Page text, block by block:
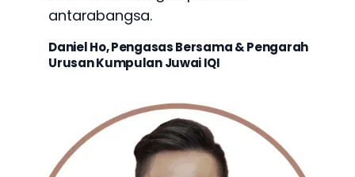
antarabangsa.
Daniel Ho, Pengasas Bersama & Pengarah
Urusan Kumpulan Juwai IQI